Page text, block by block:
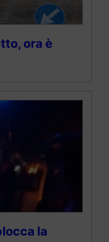
ora è
la